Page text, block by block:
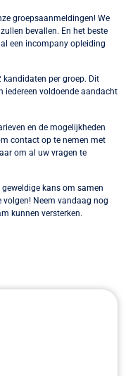
groepsaanmeldingen! We
bevallen. En het beste
een incompany opleiding
kandidaten per groep. Dit
iedereen voldoende aandacht
en de mogelijkheden
contact op te nemen met
om al uw vragen te
kans om samen
volgen! Neem vandaag nog
kunnen versterken.